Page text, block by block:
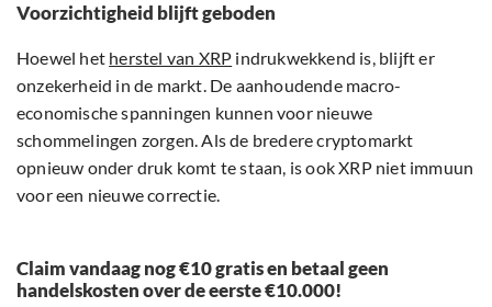
Voorzichtigheid blijft geboden
Hoewel het herstel van XRP indrukwekkend is, blijft er
onzekerheid in de markt. De aanhoudende macro-
economische spanningen kunnen voor nieuwe
schommelingen zorgen. Als de bredere cryptomarkt
opnieuw onder druk komt te staan, is ook XRP niet immuun
voor een nieuwe correctie.
Claim vandaag nog €10 gratis en betaal geen
handelskosten over de eerste €10.000!